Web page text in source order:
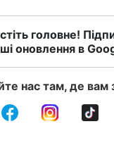
головне!
оновлення в
нас там, де вам